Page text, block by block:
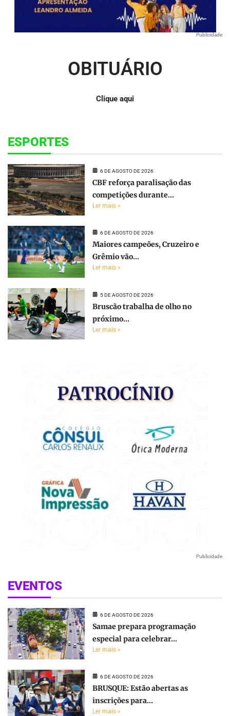
Publicidade
OBITUÁRIO
Clique aqui
ESPORTES
6 DE AGOSTO DE 2026
CBF reforça paralisação das
competições durante...
Ler mais »
6 DE AGOSTO DE 2026
Maiores campeões, Cruzeiro e
Grêmio vão...
Ler mais »
5 DE AGOSTO DE 2026
Bruscão trabalha de olho no
próximo...
Ler mais »
Publicidade
EVENTOS
6 DE AGOSTO DE 2026
Samae prepara programação
especial para celebrar...
Ler mais »
6 DE AGOSTO DE 2026
BRUSQUE: Estão abertas as
inscrições para...
Ler mais »